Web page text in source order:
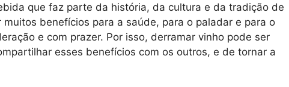
que faz parte da história, da cultura e da tradição de
benefícios para a saúde, para o paladar e para o
e com prazer. Por isso, derramar vinho pode ser
esses benefícios com os outros, e de tornar a